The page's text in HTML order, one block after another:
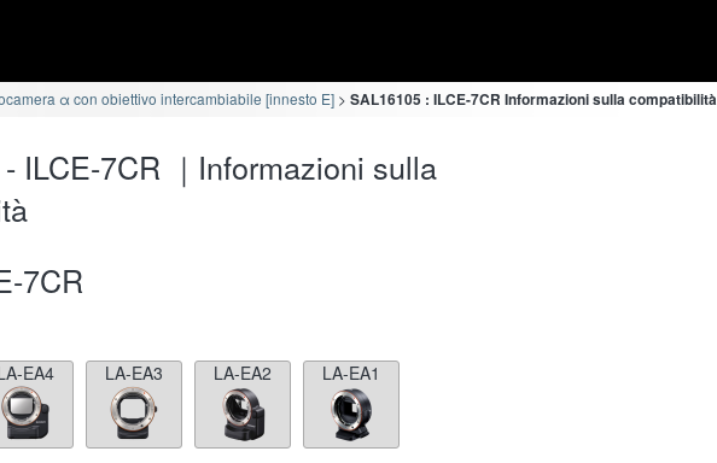
α con obiettivo intercambiabile [innesto E] SAL16105 : ILCE-7CR Informazioni sulla compatibilità
ILCE-7CR ｜Informazioni sulla
7CR
EA4 LA-EA3 LA-EA2 LA-EA1